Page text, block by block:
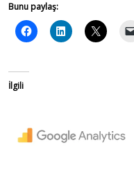
Bunu paylaş:
İlgili